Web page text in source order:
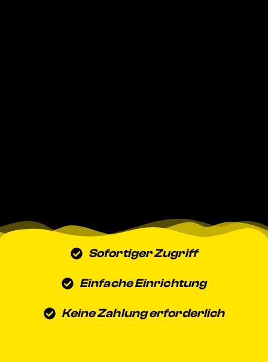
Sofortiger Zugriff
Einfache Einrichtung
Keine Zahlung erforderlich